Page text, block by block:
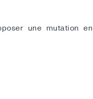
une mutation en